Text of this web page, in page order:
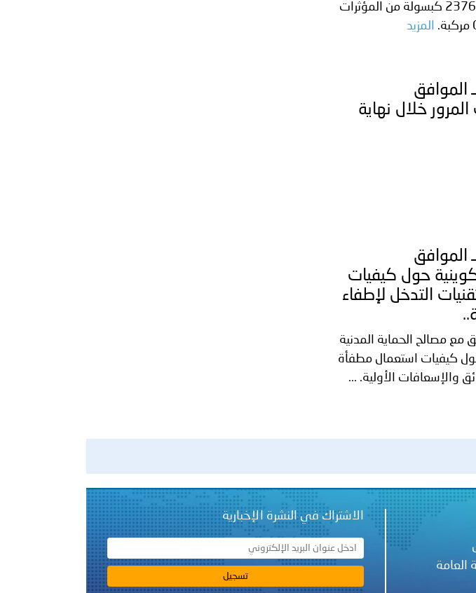
ميلة، من توقيف 01 شخص وحجز 23760 كبسولة من المؤثرات
المزيد
1448/02/14هـ ــ الموافق
المرور خلال نهاية
1448/02/14هـ ــ الموافق
تكوينية حول كيفيات
التدخل لإطفاء
مع مصالح الحماية المدنية
حول كيفيات استعمال مطفأة
والإسعافات الأولية. ...
العامة
الاشتراك في النشرة الإخبارية